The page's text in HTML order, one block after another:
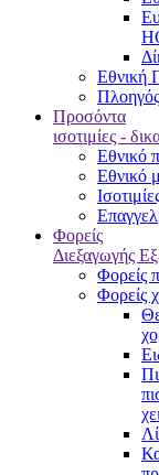
Εθνική
Πλοηγός
Προσόντα
ισοτιμίες -
Εθνικό
Εθνικό
Φορείς
Διεξαγωγής
Φορείς
Φορείς